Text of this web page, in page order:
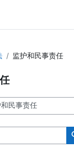
监护和民事责任